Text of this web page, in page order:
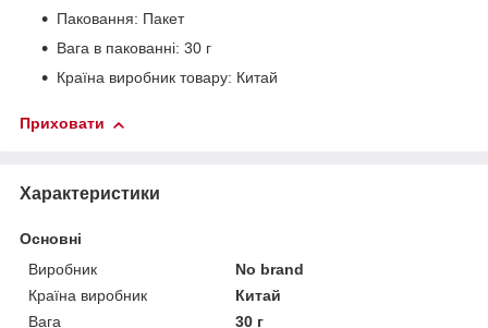
Паковання: Пакет
Вага в пакованні: 30 г
Країна виробник товару: Китай
Приховати
Характеристики
Основні
Виробник
No brand
Країна виробник
Китай
Вага
30 г